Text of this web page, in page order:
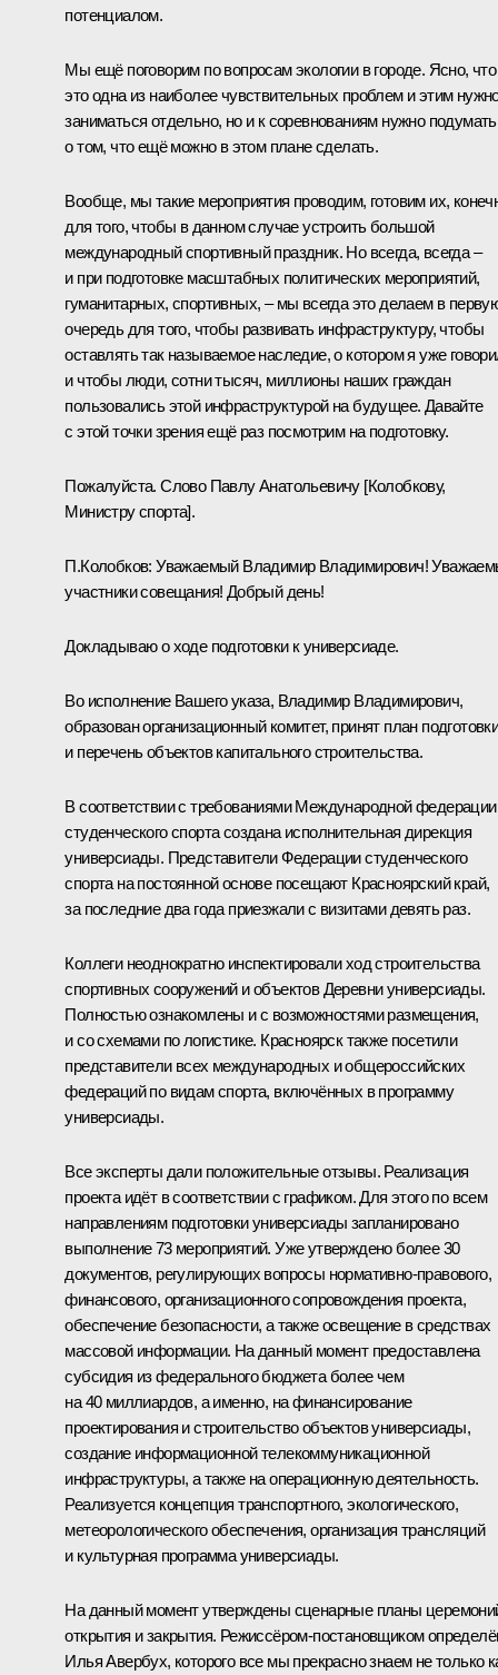
потенциалом.
Мы ещё поговорим по вопросам экологии в городе. Ясно, что
это одна из наиболее чувствительных проблем и этим
заниматься отдельно, но и к соревнованиям нужно подумать
о том, что ещё можно в этом плане сделать.
Вообще, мы такие мероприятия проводим, готовим их,
для того, чтобы в данном случае устроить большой
международный спортивный праздник. Но всегда, всегда –
и при подготовке масштабных политических мероприятий,
гуманитарных, спортивных, – мы всегда это делаем в
очередь для того, чтобы развивать инфраструктуру, чтобы
оставлять так называемое наследие, о котором я уже
и чтобы люди, сотни тысяч, миллионы наших граждан
пользовались этой инфраструктурой на будущее. Давайте
с этой точки зрения ещё раз посмотрим на подготовку.
Пожалуйста. Слово Павлу Анатольевичу [Колобкову,
Министру спорта].
П.Колобков: Уважаемый Владимир Владимирович!
участники совещания! Добрый день!
Докладываю о ходе подготовки к универсиаде.
Во исполнение Вашего указа, Владимир Владимирович,
образован организационный комитет, принят план
и перечень объектов капитального строительства.
В соответствии с требованиями Международной федерации
студенческого спорта создана исполнительная дирекция
универсиады. Представители Федерации студенческого
спорта на постоянной основе посещают Красноярский край,
за последние два года приезжали с визитами девять раз.
Коллеги неоднократно инспектировали ход строительства
спортивных сооружений и объектов Деревни универсиады.
Полностью ознакомлены и с возможностями размещения,
и со схемами по логистике. Красноярск также посетили
представители всех международных и общероссийских
федераций по видам спорта, включённых в программу
универсиады.
Все эксперты дали положительные отзывы. Реализация
проекта идёт в соответствии с графиком. Для этого по всем
направлениям подготовки универсиады запланировано
выполнение 73 мероприятий. Уже утверждено более 30
документов, регулирующих вопросы нормативно-правового,
финансового, организационного сопровождения проекта,
обеспечение безопасности, а также освещение в средствах
массовой информации. На данный момент предоставлена
субсидия из федерального бюджета более чем
на 40 миллиардов, а именно, на финансирование
проектирования и строительство объектов универсиады,
создание информационной телекоммуникационной
инфраструктуры, а также на операционную деятельность.
Реализуется концепция транспортного, экологического,
метеорологического обеспечения, организация трансляций
и культурная программа универсиады.
На данный момент утверждены сценарные планы
открытия и закрытия. Режиссёром-постановщиком
Илья Авербух, которого все мы прекрасно знаем не только